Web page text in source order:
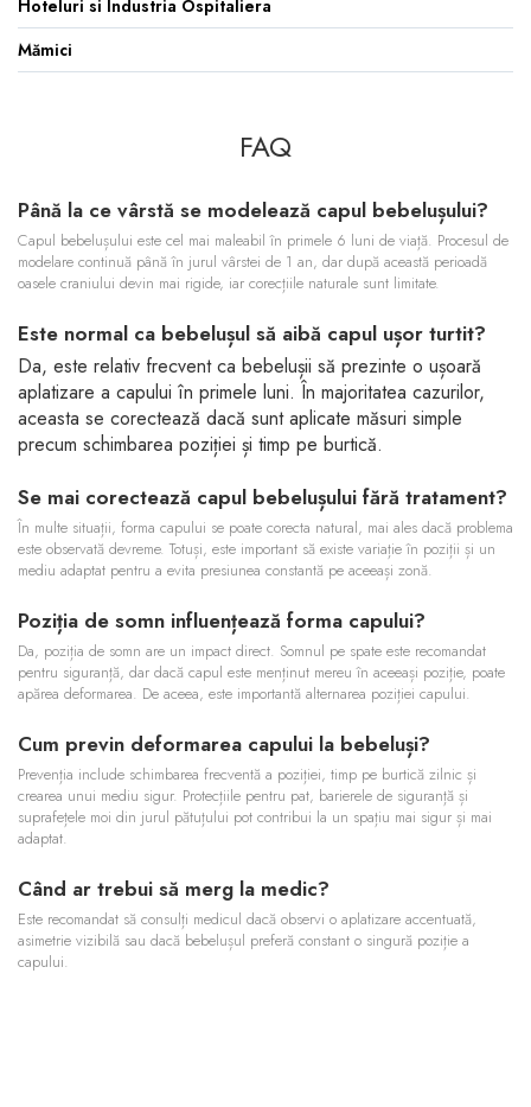
Hoteluri si Industria Ospitaliera
Mămici
FAQ
Până la ce vârstă se modelează capul bebelușului?
Capul bebelușului este cel mai maleabil în primele 6 luni de viață. Procesul de
modelare continuă până în jurul vârstei de 1 an, dar după această perioadă
oasele craniului devin mai rigide, iar corecțiile naturale sunt limitate.
Este normal ca bebelușul să aibă capul ușor turtit?
Da, este relativ frecvent ca bebelușii să prezinte o ușoară
aplatizare a capului în primele luni. În majoritatea cazurilor,
aceasta se corectează dacă sunt aplicate măsuri simple
precum schimbarea poziției și timp pe burtică.
Se mai corectează capul bebelușului fără tratament?
În multe situații, forma capului se poate corecta natural, mai ales dacă problema
este observată devreme. Totuși, este important să existe variație în poziții și un
mediu adaptat pentru a evita presiunea constantă pe aceeași zonă.
Poziția de somn influențează forma capului?
Da, poziția de somn are un impact direct. Somnul pe spate este recomandat
pentru siguranță, dar dacă capul este menținut mereu în aceeași poziție, poate
apărea deformarea. De aceea, este importantă alternarea poziției capului.
Cum previn deformarea capului la bebeluși?
Prevenția include schimbarea frecventă a poziției, timp pe burtică zilnic și
crearea unui mediu sigur. Protecțiile pentru pat, barierele de siguranță și
suprafețele moi din jurul pătuțului pot contribui la un spațiu mai sigur și mai
adaptat.
Când ar trebui să merg la medic?
Este recomandat să consulți medicul dacă observi o aplatizare accentuată,
asimetrie vizibilă sau dacă bebelușul preferă constant o singură poziție a
capului.